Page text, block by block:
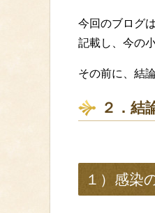
今回のブログ
記載し、今の
その前に、結
２．結
１）感染